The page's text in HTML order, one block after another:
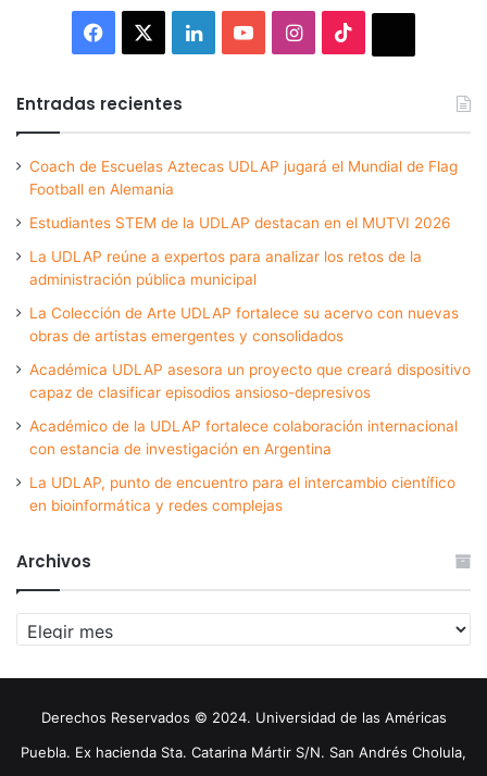
Facebook LinkedInYouTubeInstagram
Entradas recientes
Coach de Escuelas Aztecas UDLAP jugará el Mundial de Flag
Football en Alemania
Estudiantes STEM de la UDLAP destacan en el MUTVI 2026
La UDLAP reúne a expertos para analizar los retos de la
administración pública municipal
La Colección de Arte UDLAP fortalece su acervo con nuevas
obras de artistas emergentes y consolidados
Académica UDLAP asesora un proyecto que creará dispositivo
capaz de clasificar episodios ansioso-depresivos
Académico de la UDLAP fortalece colaboración internacional
con estancia de investigación en Argentina
La UDLAP, punto de encuentro para el intercambio científico
en bioinformática y redes complejas
Archivos
Archivos
Derechos Reservados © 2024. Universidad de las Américas
Puebla. Ex hacienda Sta. Catarina Mártir S/N. San Andrés Cholula,